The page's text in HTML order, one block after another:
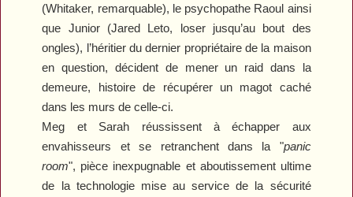
(Whitaker, remarquable), le psychopathe Raoul ainsi
que Junior (Jared Leto, loser jusqu’au bout des
ongles), l’héritier du dernier propriétaire de la maison
en question, décident de mener un raid dans la
demeure, histoire de récupérer un magot caché
dans les murs de celle-ci.
Meg et Sarah réussissent à échapper aux
envahisseurs et se retranchent dans la "panic
room", pièce inexpugnable et aboutissement ultime
de la technologie mise au service de la sécurité